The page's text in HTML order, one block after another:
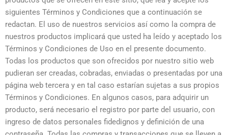
siguientes Términos y Condiciones que a continuación se
redactan. El uso de nuestros servicios así como la compra de
nuestros productos implicará que usted ha leído y aceptado los
Términos y Condiciones de Uso en el presente documento.
Todas los productos que son ofrecidos por nuestro sitio web
pudieran ser creadas, cobradas, enviadas o presentadas por una
página web tercera y en tal caso estarían sujetas a sus propios
Términos y Condiciones. En algunos casos, para adquirir un
producto, será necesario el registro por parte del usuario, con
ingreso de datos personales fidedignos y definición de una